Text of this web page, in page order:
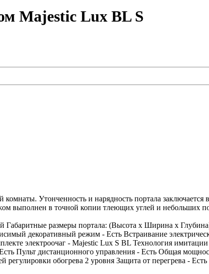
Majestic Lux BL S
Утонченность и нарядность портала
выполнен в точной копии тлеющих углей и небольших
Габаритные размеры портала: (Высота x Ширина x
декоративный режим - Есть Встраивание
электроочаг - Majestic Lux S BL Технология
Пульт дистанционного управления - Есть Общая
регулировки обогрева 2 уровня Защита от перегрева -